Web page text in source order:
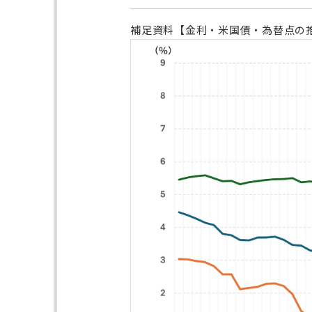
補足資料【金利・米国債・為替点の